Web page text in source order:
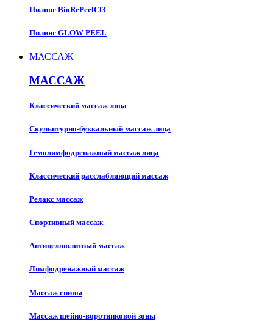
Пилинг BioRePeelCl3
Пилинг GLOW PEEL
МАССАЖ
МАССАЖ
Классический массаж лица
Скульптурно-буккальный массаж лица
Гемолимфодренажный массаж лица
Классический расслабляющий массаж
Релакс массаж
Спортивный массаж
Антицеллюлитный массаж
Лимфодренажный массаж
Массаж спины
Массаж шейно-воротниковой зоны